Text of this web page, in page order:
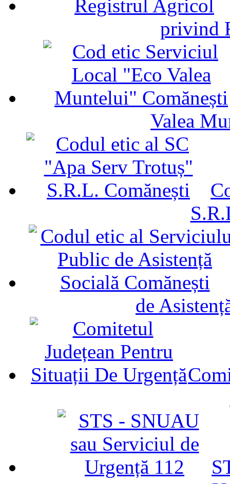
privind
Valea
de